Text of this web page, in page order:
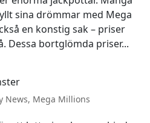
sina drömmar med Mega
en konstig sak – priser
Dessa bortglömda priser...
News, Mega Millions